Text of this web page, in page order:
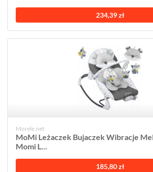
234,39 zł
Morele.net
MoMi Leżaczek Bujaczek Wibracje
Momi L...
185,80 zł